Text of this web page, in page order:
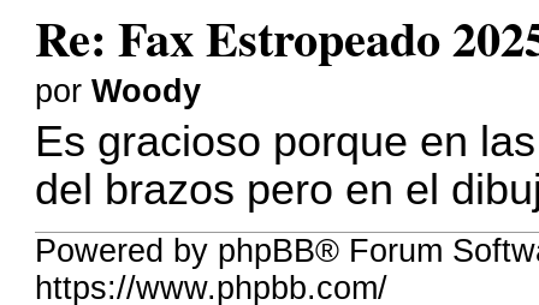
Re: Fax Estropeado
porWoody
Es gracioso porque en
del brazos pero en el
Powered by phpBB® Forum
https://www.phpbb.com/